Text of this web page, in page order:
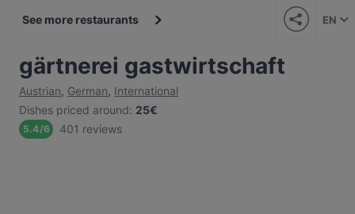
See more restaurants EN
gärtnerei gastwirtschaft
Austrian, German, International
Dishes priced around: 25€
5.4/6 401 reviews